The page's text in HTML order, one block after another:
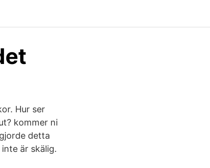
Hur ser
kommer ni
detta
är skälig.